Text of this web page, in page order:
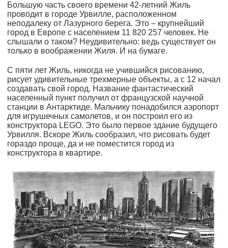
Большую часть своего времени 42-летний Жиль
проводит в городе Урвилле, расположенном
неподалеку от Лазурного берега. Это – крупнейший
город в Европе с населением 11 820 257 человек. Не
слышали о таком? Неудивительно: ведь существует он
только в воображении Жиля. И на бумаге.
С пяти лет Жиль, никогда не учившийся рисованию,
рисует удивительные трехмерные объекты, а с 12 начал
создавать свой город. Название фантастический
населенный пункт получил от французской научной
станции в Антарктиде. Мальчику понадобился аэропорт
для игрушечных самолетов, и он построил его из
конструктора LEGO. Это было первое здание будущего
Урвилля. Вскоре Жиль сообразил, что рисовать будет
гораздо проще, да и не поместится город из
конструктора в квартире.